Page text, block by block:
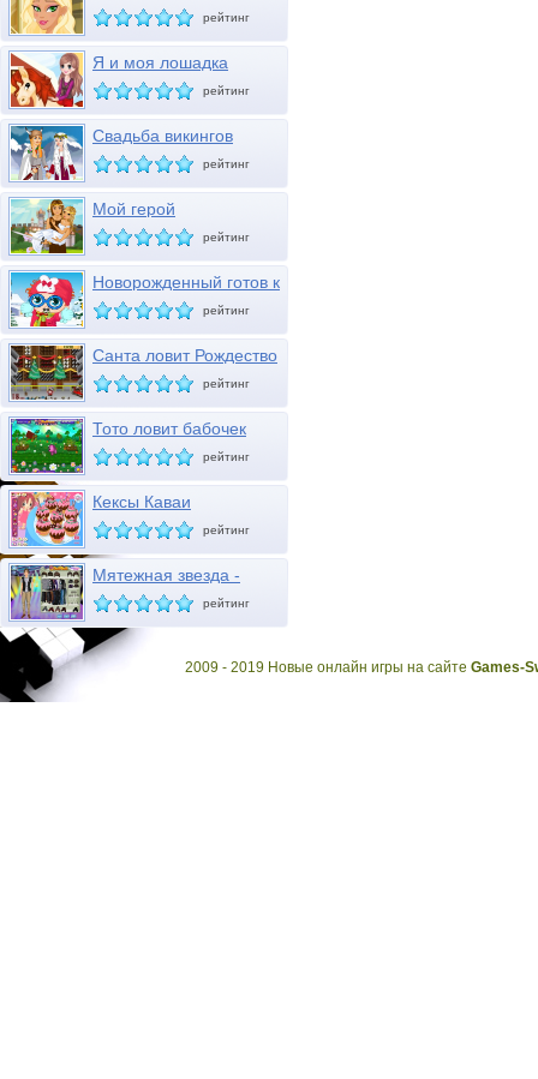
рейтинг
Я и моя лошадка
рейтинг
Свадьба викингов
рейтинг
Мой герой
рейтинг
Новорожденный готов к
зиме
рейтинг
Санта ловит Рождество
рейтинг
Тото ловит бабочек
рейтинг
Кексы Каваи
рейтинг
Мятежная звезда -
Диего
рейтинг
2009 - 2019 Новые онлайн игры на сайте Games-